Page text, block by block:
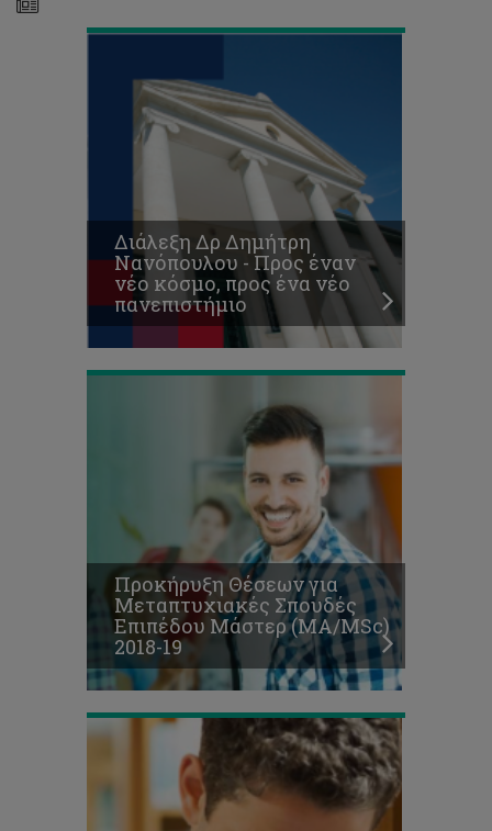
Διάλεξη Δρ Δημήτρη
Νανόπουλου - Προς έναν
νέο κόσμο, προς ένα νέο
πανεπιστήμιο
Προκήρυξη
Μεταπτυχιακές
Σπουδές
Επιπέδου
Μάστερ
(ΜΑ/MSc)
2018-
19
Προκήρυξη Θέσεων για
Μεταπτυχιακές Σπουδές
Επιπέδου Μάστερ (ΜΑ/MSc)
2018-19
Κυκλοφόρησε
ενημερωτικό
«Πληροφορίες
για
υποψήφιους
μεταπτυχιακούς
φοιτητές
επιπέδου
Μάστερ
2018/2019»